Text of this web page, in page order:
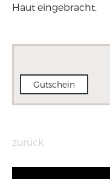
Haut eingebracht.
Gutschein
zurück